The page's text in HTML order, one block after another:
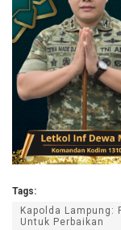
Tags:
Kapolda
Untuk Perbaikan